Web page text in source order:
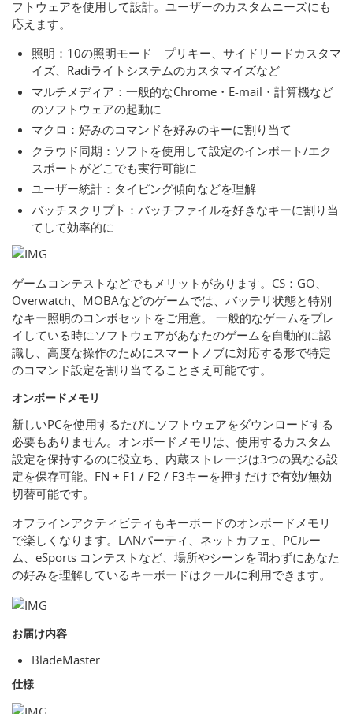
フトウェアを使用して設計。ユーザーのカスタムニーズにも
応えます。
照明：10の照明モード｜プリキー、サイドリードカスタマ
イズ、Radiライトシステムのカスタマイズなど
マルチメディア：一般的なChrome・E-mail・計算機など
のソフトウェアの起動に
マクロ：好みのコマンドを好みのキーに割り当て
クラウド同期：ソフトを使用して設定のインポート/エク
スポートがどこでも実行可能に
ユーザー統計：タイピング傾向などを理解
バッチスクリプト：バッチファイルを好きなキーに割り当
てして効率的に
ゲームコンテストなどでもメリットがあります。CS：GO、
Overwatch、MOBAなどのゲームでは、バッテリ状態と特別
なキー照明のコンボセットをご用意。 一般的なゲームをプレ
イしている時にソフトウェアがあなたのゲームを自動的に認
識し、高度な操作のためにスマートノブに対応する形で特定
のコマンド設定を割り当てることさえ可能です。
オンボードメモリ
新しいPCを使用するたびにソフトウェアをダウンロードする
必要もありません。オンボードメモリは、使用するカスタム
設定を保持するのに役立ち、内蔵ストレージは3つの異なる設
定を保存可能。FN + F1 / F2 / F3キーを押すだけで有効/無効
切替可能です。
オフラインアクティビティもキーボードのオンボードメモリ
で楽しくなります。LANパーティ、ネットカフェ、PCルー
ム、eSports コンテストなど、場所やシーンを問わずにあなた
の好みを理解しているキーボードはクールに利用できます。
お届け内容
BladeMaster
仕様